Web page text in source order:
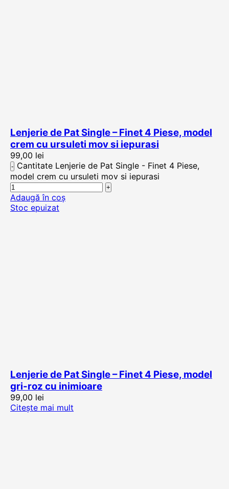
Lenjerie de Pat Single – Finet 4 Piese, model
crem cu ursuleti mov si iepurasi
99,00 lei
Cantitate Lenjerie de Pat Single - Finet 4 Piese,
model crem cu ursuleti mov si iepurasi
Adaugă în coș
Stoc epuizat
Lenjerie de Pat Single – Finet 4 Piese, model
gri-roz cu inimioare
99,00 lei
Citește mai mult